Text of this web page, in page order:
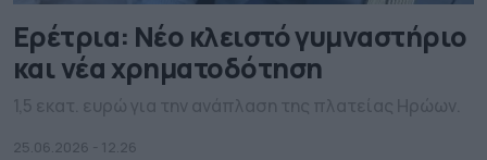
Ερέτρια: Νέο κλειστό γυμναστήριο
και νέα χρηματοδότηση
25.06.2026 - 12.26